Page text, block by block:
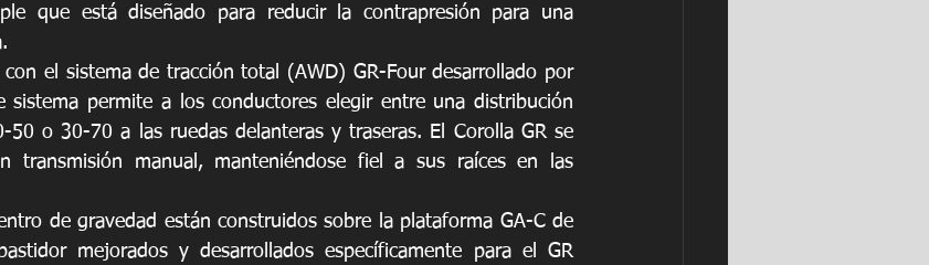
que está diseñado para reducir la contrapresión para una
el sistema de tracción total (AWD) GR-Four desarrollado por
sistema permite a los conductores elegir entre una distribución
o 30-70 a las ruedas delanteras y traseras. El Corolla GR se
transmisión manual, manteniéndose fiel a sus raíces en las
de gravedad están construidos sobre la plataforma GA-C de
mejorados y desarrollados específicamente para el GR